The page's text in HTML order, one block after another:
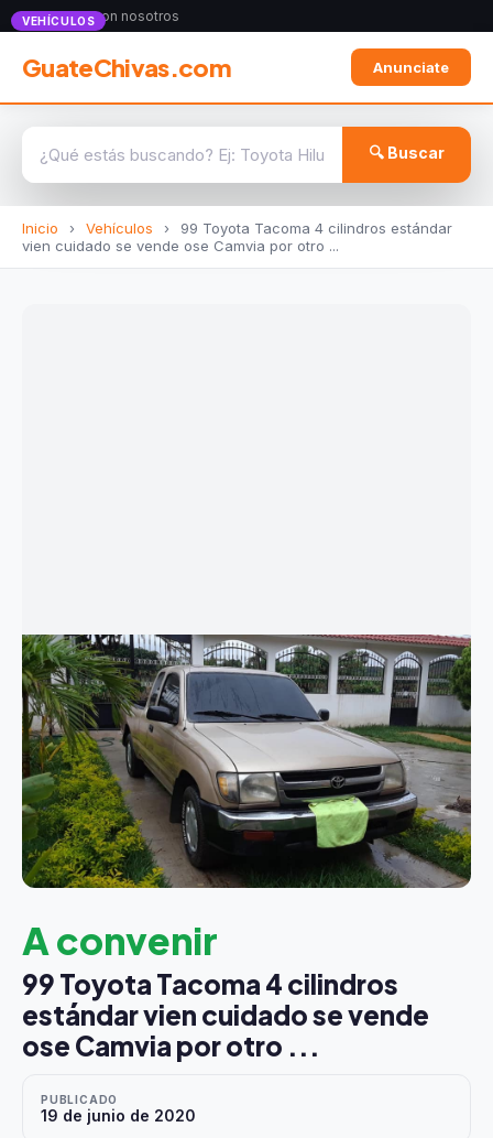
Anunciate con nosotros
GuateChivas.com Anunciate
🔍 Buscar
Inicio › Vehículos ›
99 Toyota Tacoma 4 cilindros estándar
vien cuidado se vende ose Camvia por otro ...
VEHÍCULOS
A convenir
99 Toyota Tacoma 4 cilindros
estándar vien cuidado se vende
ose Camvia por otro ...
PUBLICADO
19 de junio de 2020